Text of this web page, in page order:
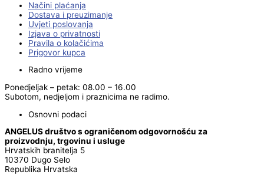
Načini plaćanja
Dostava i preuzimanje
Uvjeti poslovanja
Izjava o privatnosti
Pravila o kolačićima
Prigovor kupca
Radno vrijeme
Ponedjeljak – petak: 08.00 – 16.00
Subotom, nedjeljom i praznicima ne radimo.
Osnovni podaci
ANGELUS društvo s ograničenom odgovornošću za
proizvodnju, trgovinu i usluge
Hrvatskih branitelja 5
10370 Dugo Selo
Republika Hrvatska